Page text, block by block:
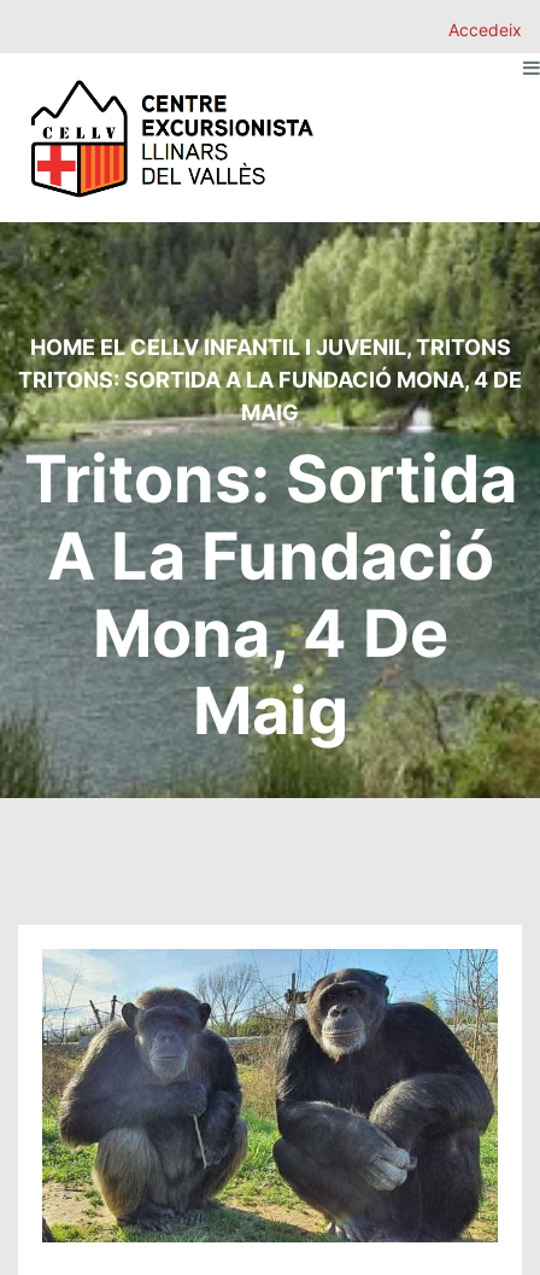
Accedeix
HOMEEL CELLVINFANTIL I JUVENIL,TRITONS
TRITONS: SORTIDA A LA FUNDACIÓ MONA, 4 DE
MAIG
Tritons: Sortida
A La Fundació
Mona, 4 De
Maig